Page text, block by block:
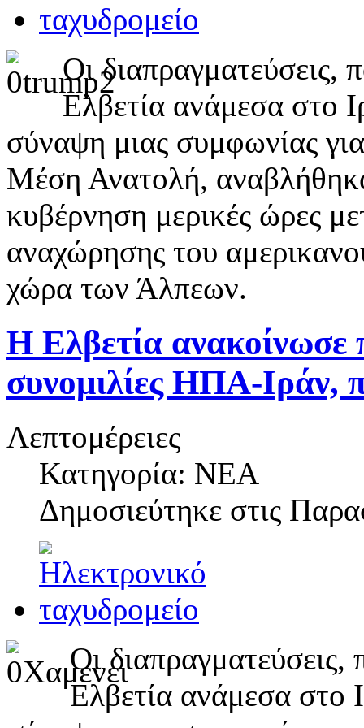
Οι διαπραγματεύσεις,
Ελβετία ανάμεσα στο
σύναψη μιας συμφωνίας
Μέση Ανατολή,
κυβέρνηση μερικές ώρες
αναχώρησης του
χώρα των Άλπεων.
Η Ελβετία ανακοίνωσε
συνομιλίες ΗΠΑ-Ιράν,
Λεπτομέρειες
Κατηγορία: ΝΕΑ
Δημοσιεύτηκε στις
Οι διαπραγματεύσεις,
Ελβετία ανάμεσα στο